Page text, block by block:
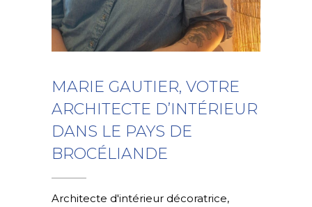
MARIE GAUTIER, VOTRE
ARCHITECTE D’INTÉRIEUR
DANS LE PAYS DE
BROCÉLIANDE
Architecte d'intérieur décoratrice,